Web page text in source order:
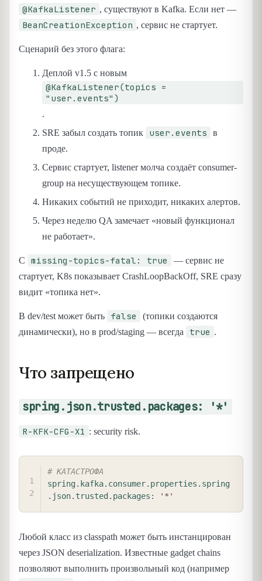
@KafkaListener , существуют в Kafka. Если нет —
BeanCreationException , сервис не стартует.
Сценарий без этого флага:
Деплой v1.5 с новым
@KafkaListener(topics =
"user.events")
.
SRE забыл создать топик
user.events
в
проде.
Сервис стартует, listener молча создаёт consumer-
group на несуществующем топике.
Никаких событий не приходит, никаких алертов.
Через неделю QA замечает «новый функционал
не работает».
С missing-topics-fatal: true
— сервис не
стартует, K8s показывает CrashLoopBackOff, SRE сразу
видит «топика нет».
В dev/test может быть false
(топики создаются
динамически), но в prod/staging — всегда
true .
Что запрещено
spring.json.trusted.packages: '*'
R-KFK-CFG-X1 : security risk.
# КАТАСТРОФА
spring.kafka.consumer.properties.spring
.json.trusted.packages : '*'
Любой класс из classpath может быть инстанцирован
через JSON deserialization. Известные gadget chains
позволяют выполнить произвольный код (например